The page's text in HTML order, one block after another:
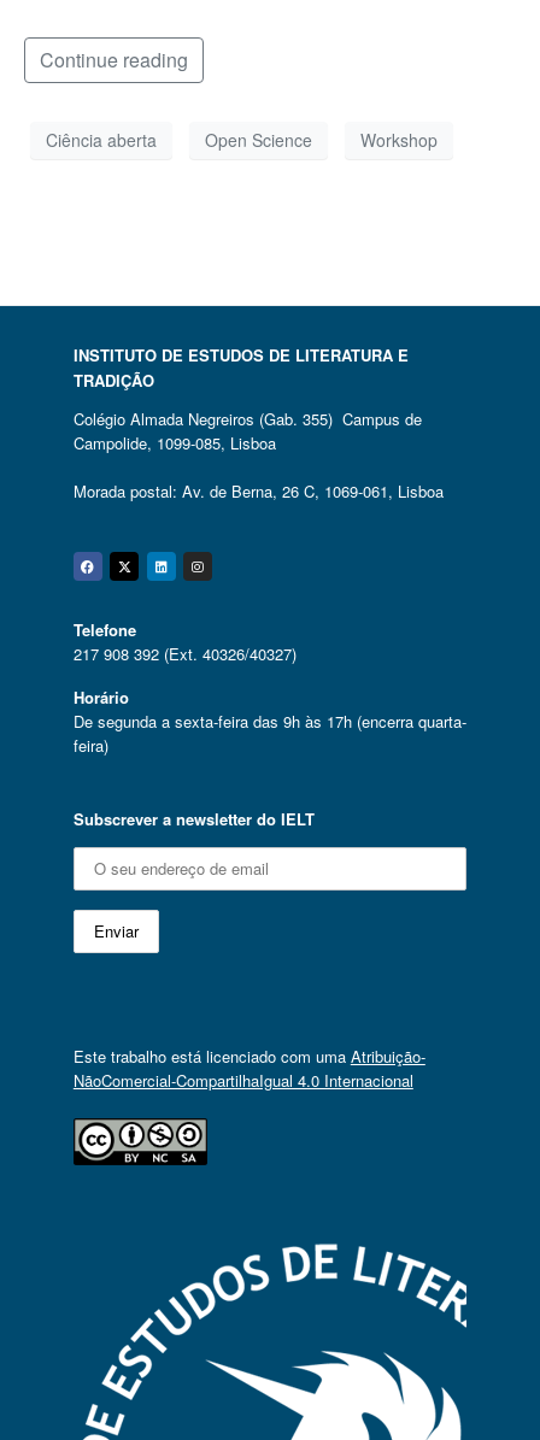
Continue reading
Ciência aberta Open Science Workshop
INSTITUTO DE ESTUDOS DE LITERATURA E
TRADIÇÃO
Colégio Almada Negreiros (Gab. 355) Campus de
Campolide, 1099-085, Lisboa
Morada postal: Av. de Berna, 26 C, 1069-061, Lisboa
Facebook
Twitter
Linkedin
Instagram
Telefone
217 908 392 (Ext. 40326/40327)
Horário
De segunda a sexta-feira das 9h às 17h (encerra quarta-
feira)
Subscrever a newsletter do IELT
Este trabalho está licenciado com uma Atribuição-
NãoComercial-CompartilhaIgual 4.0 Internacional